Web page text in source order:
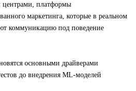
центрами, платформы
маркетинга, которые в реальном
коммуникацию под поведение
основными драйверами
до внедрения ML-моделей